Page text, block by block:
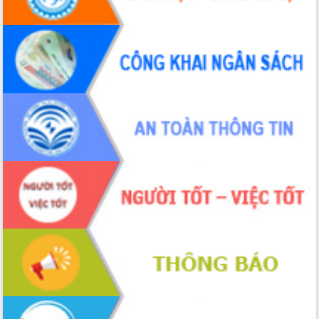
món ăn từ sầu riêng
Đắk Lắk công bố Quy hoạch và xúc
tiến đầu tư tỉnh
Ngành cá ngừ Đắk Lắk chủ động thích
ứng để giữ vững thị trường xuất khẩu
Diễn đàn Kinh tế tư nhân Việt Nam đột
phá cơ chế - Hợp tác công tư
Đề án 06 tạo bước ngoặt đột phá trong
cải cách hành chính tỉnh Đắk Lắk
Kết nối tour, đẩy mạnh chuyển đổi số
để phát triển du lịch Đắk Lắk
Khởi động Dự án Đầu tư xây dựng hạ
tầng kỹ thuật Cụm công nghiệp Tân
Tiến
Gặp mặt các cơ quan báo chí nhân Kỷ
niệm 101 năm Ngày Báo chí Cách
mạng Việt Nam
Đắk Lắk sơ kết 4 năm triển khai thực
hiện Đề án 06 của Chính phủ
Họp báo thông tin về Hội nghị Công bố